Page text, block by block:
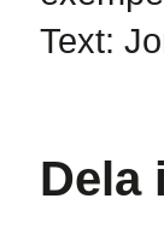
Text:
Dela